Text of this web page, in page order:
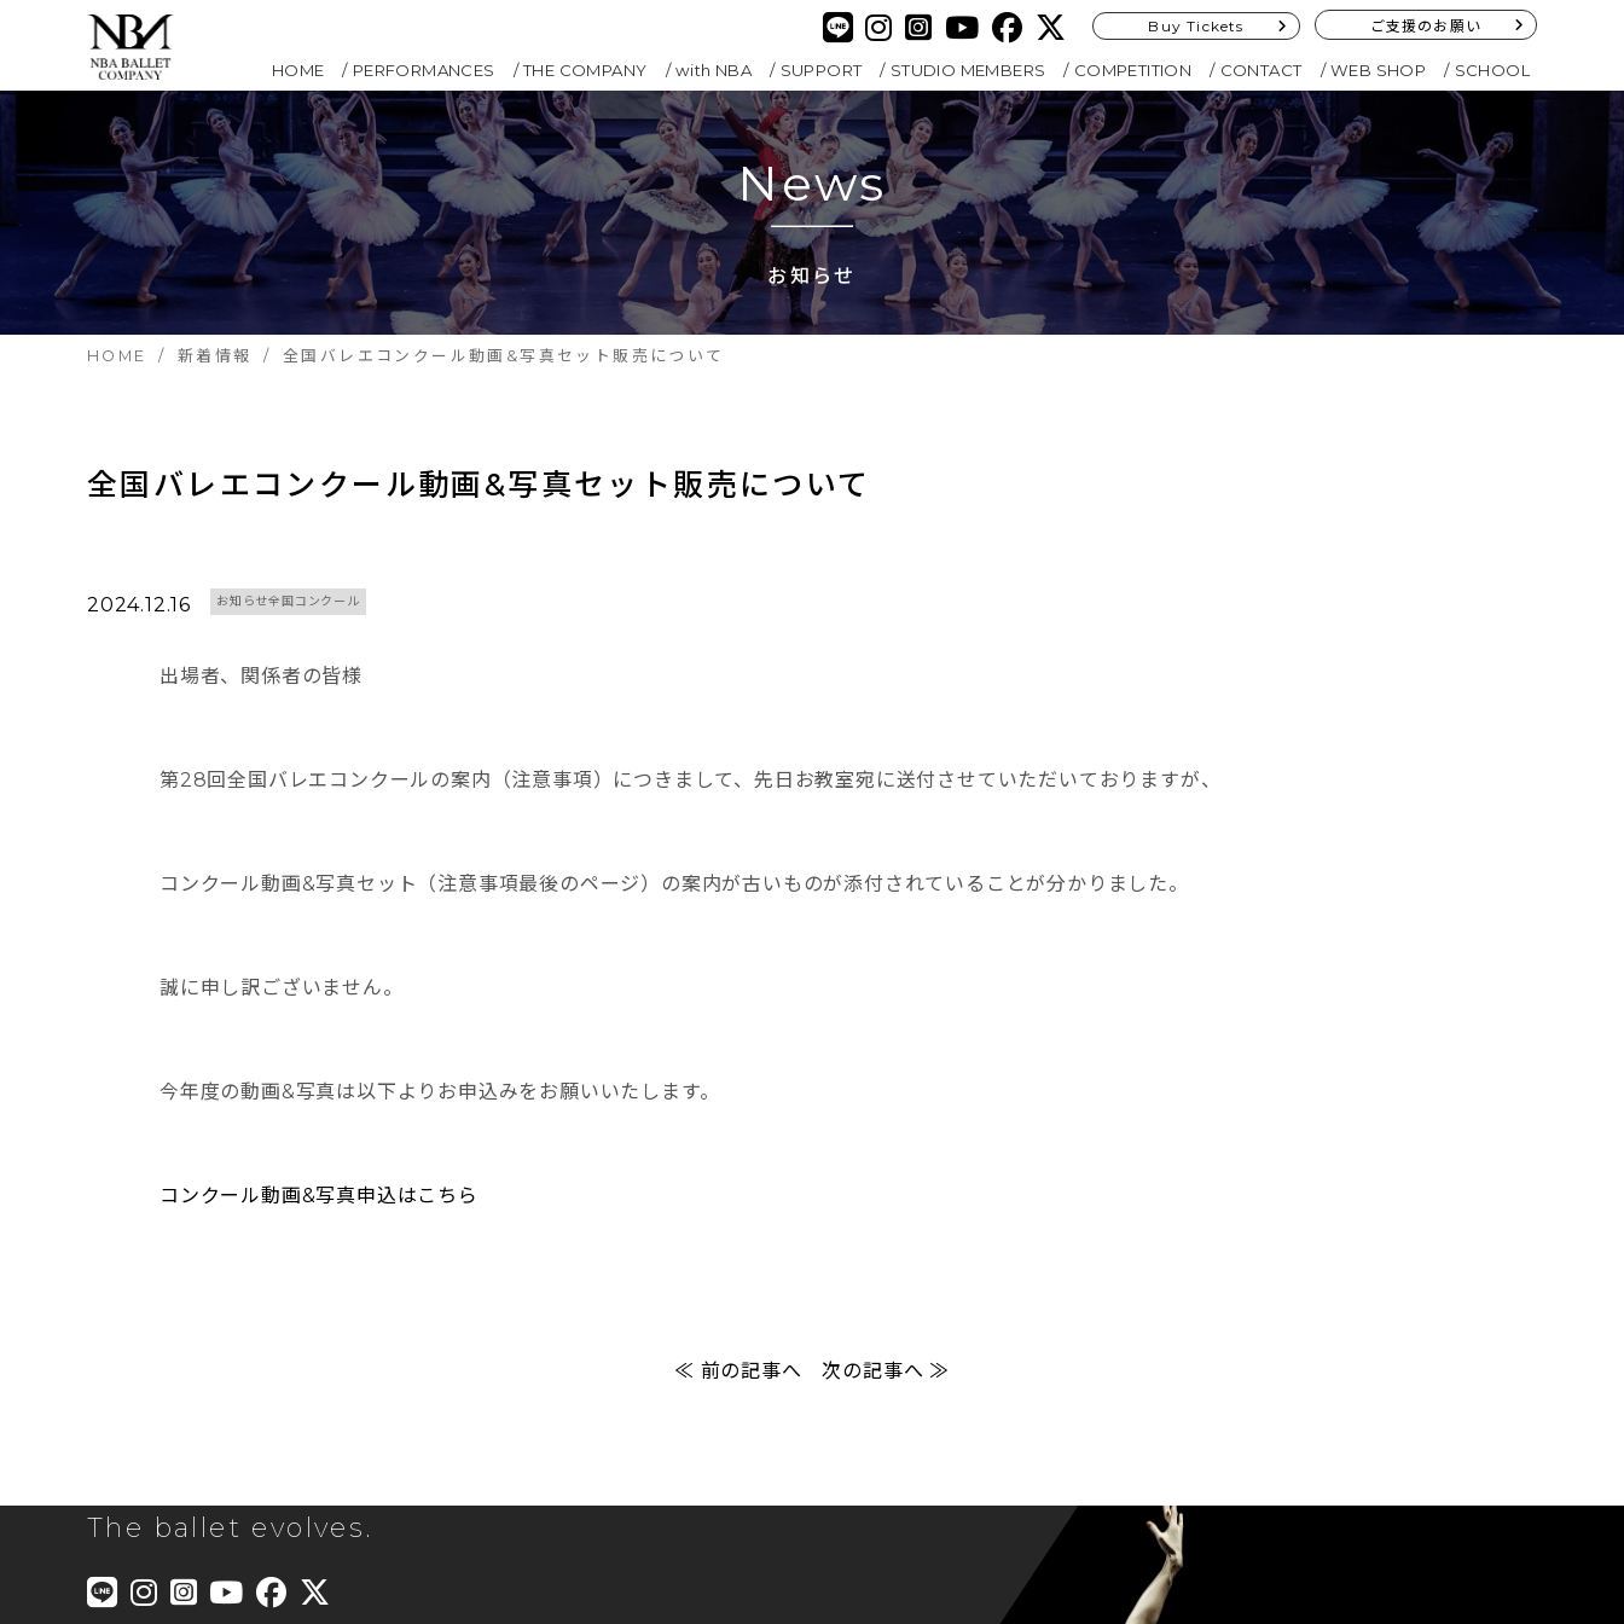
Buy Tickets ご支援のお願い
HOME PERFORMANCES THE COMPANY with NBA SUPPORT STUDIO MEMBERS COMPETITION CONTACT WEB SHOP SCHOOL
News
お知らせ
HOME 新着情報 全国バレエコンクール動画&写真セット販売について
全国バレエコンクール動画&写真セット販売について
2024.12.16 お知らせ全国コンクール
出場者、関係者の皆様
第28回全国バレエコンクールの案内（注意事項）につきまして、先日お教室宛に送付させていただいておりますが、
コンクール動画&写真セット（注意事項最後のページ）の案内が古いものが添付されていることが分かりました。
誠に申し訳ございません。
今年度の動画&写真は以下よりお申込みをお願いいたします。
コンクール動画&写真申込はこちら
≪ 前の記事へ 次の記事へ ≫
The ballet evolves.